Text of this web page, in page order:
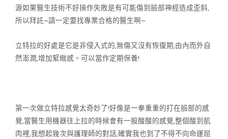
源如果醫生技術不好操作失敗是有可能傷到臉部神經造成歪斜,
所以拜託~請一定要找專業合格的醫生啊~
立特拉的好處是它是非侵入式的,無傷又沒有恢復期,由內而外自
然澎潤,增加緊緻感。可以當作定期保養!
第一次做立特拉感覺太奇妙了!好像是一拳重重的打在臉部的感
覺,當醫生用機器往上拉的時候會有一股酸酸的感覺,整個酸到肌
肉裡,我想起幾次與護理師的對話,確實我也到了不得不向命運屈